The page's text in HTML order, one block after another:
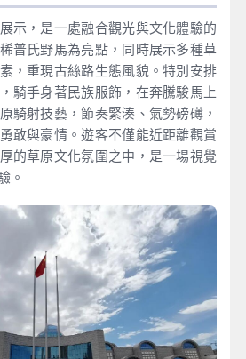
示，是一處融合觀光與文化體驗的
普氏野馬為亮點，同時展示多種草
，重現古絲路生態風貌。特別安排
騎手身著民族服飾，在奔騰駿馬上
騎射技藝，節奏緊湊、氣勢磅礡，
敢與豪情。遊客不僅能近距離觀賞
的草原文化氛圍之中，是一場視覺
。